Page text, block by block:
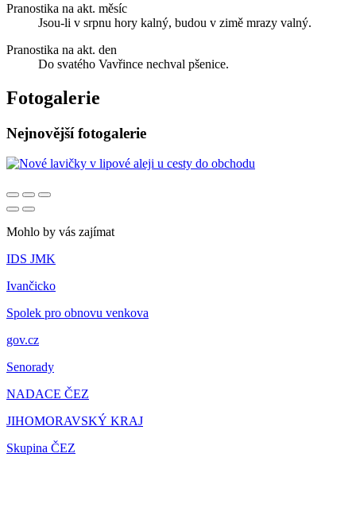
Pranostika na akt. měsíc
Jsou-li v srpnu hory kalný, budou v zimě mrazy valný.
Pranostika na akt. den
Do svatého Vavřince nechval pšenice.
Fotogalerie
Nejnovější fotogalerie
Mohlo by vás zajímat
IDS JMK
Ivančicko
Spolek pro obnovu venkova
gov.cz
Senorady
NADACE ČEZ
JIHOMORAVSKÝ KRAJ
Skupina ČEZ